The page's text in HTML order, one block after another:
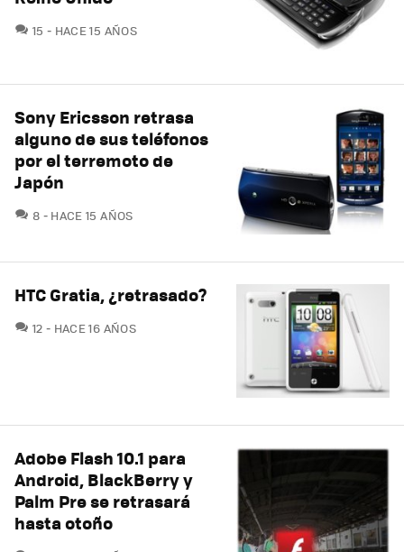
15 COMENTARIOS
HACE 15 AÑOS
Sony Ericsson retrasa
alguno de sus teléfonos
por el terremoto de
Japón
8 COMENTARIOS
HACE 15 AÑOS
HTC Gratia, ¿retrasado?
12 COMENTARIOS
HACE 16 AÑOS
Adobe Flash 10.1 para
Android, BlackBerry y
Palm Pre se retrasará
hasta otoño